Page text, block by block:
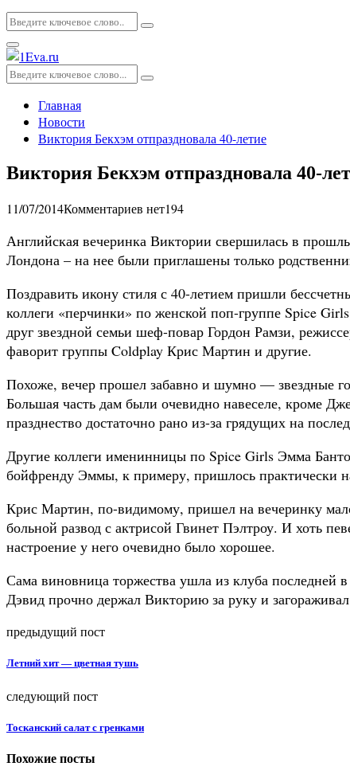
Искать:
Поиск
Основное
меню
Искать:
Поиск
Главная
Новости
Виктория Бекхэм отпраздновала 40-летие
Виктория Бекхэм отпраздновала 40-
11/07/2014Комментариев нет194
Английская вечеринка Виктории свершилась в
Лондона – на нее были приглашены только
Поздравить икону стиля с 40-летием пришли
коллеги «перчинки» по женской поп-группе Spice
друг звездной семьи шеф-повар Гордон Рамзи,
фаворит группы Coldplay Крис Мартин и другие.
Похоже, вечер прошел забавно и шумно — звездные
Большая часть дам были очевидно навеселе, кроме
празднество достаточно рано из-за грядущих на
Другие коллеги именинницы по Spice Girls Эмма
бойфренду Эммы, к примеру, пришлось практически
Крис Мартин, по-видимому, пришел на вечеринку
больной развод с актрисой Гвинет Пэлтроу. И хоть
настроение у него очевидно было хорошее.
Сама виновница торжества ушла из клуба
Дэвид прочно держал Викторию за руку и
предыдущий пост
Летний хит — цветная тушь
следующий пост
Тосканский салат с гренками
Похожие посты